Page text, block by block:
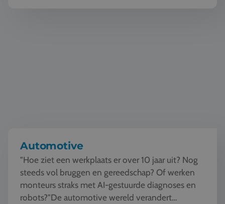
Automotive
"Hoe ziet een werkplaats er over 10 jaar uit? Nog
steeds vol bruggen en gereedschap? Of werken
monteurs straks met AI-gestuurde diagnoses en
robots?"De automotive wereld verandert